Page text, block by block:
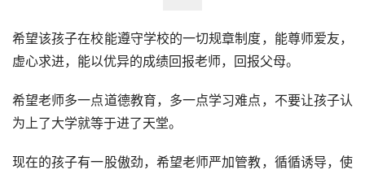
希望该孩子在校能遵守学校的一切规章制度，能尊师爱友，
虚心求进，能以优异的成绩回报老师，回报父母。
希望老师多一点道德教育，多一点学习难点，不要让孩子认
为上了大学就等于进了天堂。
现在的孩子有一股傲劲，希望老师严加管教，循循诱导，使